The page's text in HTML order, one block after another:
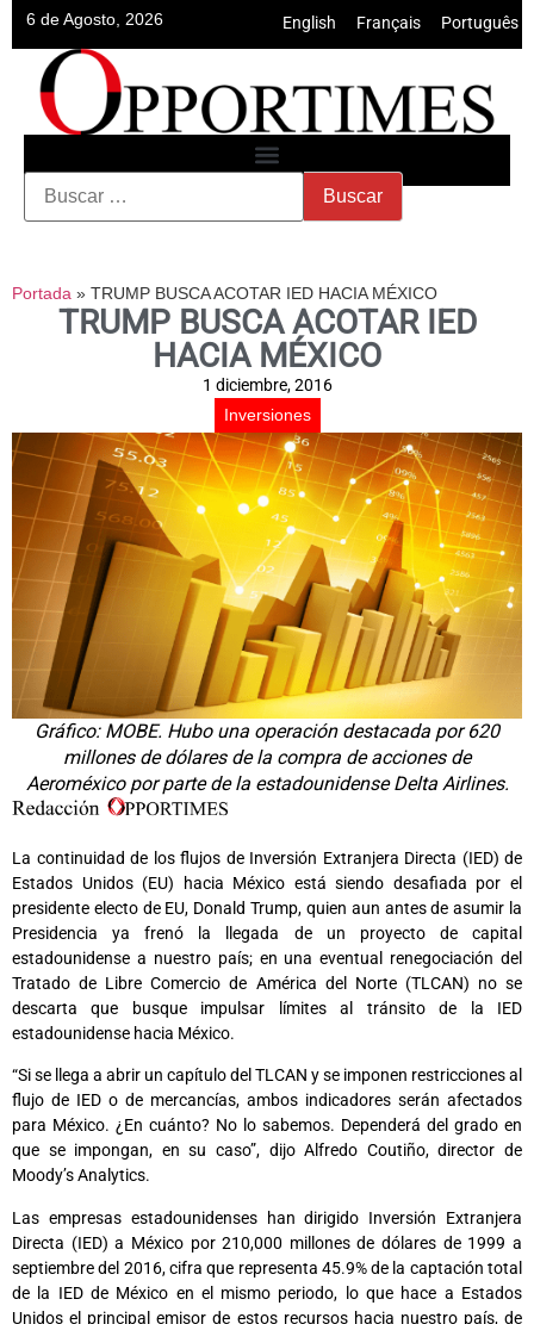
6 de Agosto, 2026 English Français Português
Portada » TRUMP BUSCA ACOTAR IED HACIA MÉXICO
TRUMP BUSCA ACOTAR IED
HACIA MÉXICO
1 diciembre, 2016
Inversiones
Gráfico: MOBE. Hubo una operación destacada por 620
millones de dólares de la compra de acciones de
Aeroméxico por parte de la estadounidense Delta Airlines.
La continuidad de los flujos de Inversión Extranjera Directa (IED) de
Estados Unidos (EU) hacia México está siendo desafiada por el
presidente electo de EU, Donald Trump, quien aun antes de asumir la
Presidencia ya frenó la llegada de un proyecto de capital
estadounidense a nuestro país; en una eventual renegociación del
Tratado de Libre Comercio de América del Norte (TLCAN) no se
descarta que busque impulsar límites al tránsito de la IED
estadounidense hacia México.
“Si se llega a abrir un capítulo del TLCAN y se imponen restricciones al
flujo de IED o de mercancías, ambos indicadores serán afectados
para México. ¿En cuánto? No lo sabemos. Dependerá del grado en
que se impongan, en su caso”, dijo Alfredo Coutiño, director de
Moody’s Analytics.
Las empresas estadounidenses han dirigido Inversión Extranjera
Directa (IED) a México por 210,000 millones de dólares de 1999 a
septiembre del 2016, cifra que representa 45.9% de la captación total
de la IED de México en el mismo periodo, lo que hace a Estados
Unidos el principal emisor de estos recursos hacia nuestro país, de